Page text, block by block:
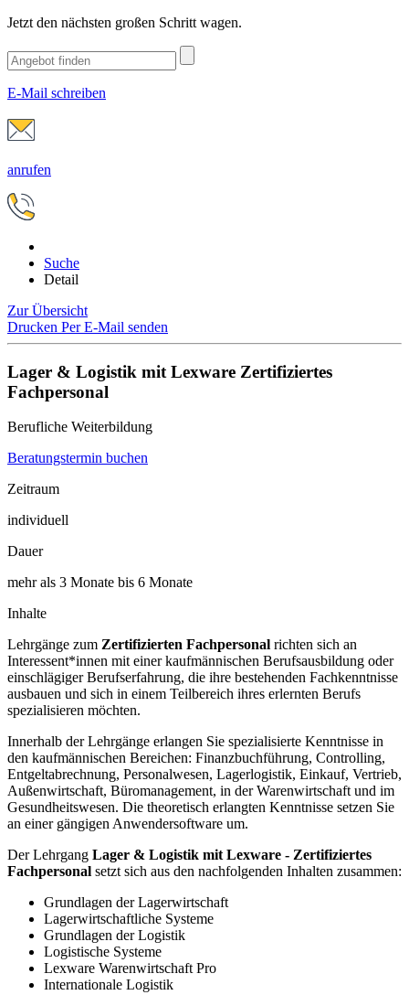
Jetzt den nächsten großen Schritt wagen.
E-Mail schreiben
anrufen
Suche
Detail
Zur Übersicht
Drucken Per E-Mail senden
Lager & Logistik mit Lexware Zertifiziertes
Fachpersonal
Berufliche Weiterbildung
Beratungstermin buchen
Zeitraum
individuell
Dauer
mehr als 3 Monate bis 6 Monate
Inhalte
Lehrgänge zum Zertifizierten Fachpersonal richten sich an
Interessent*innen mit einer kaufmännischen Berufsausbildung oder
einschlägiger Berufserfahrung, die ihre bestehenden Fachkenntnisse
ausbauen und sich in einem Teilbereich ihres erlernten Berufs
spezialisieren möchten.
Innerhalb der Lehrgänge erlangen Sie spezialisierte Kenntnisse in
den kaufmännischen Bereichen: Finanzbuchführung, Controlling,
Entgeltabrechnung, Personalwesen, Lagerlogistik, Einkauf, Vertrieb,
Außenwirtschaft, Büromanagement, in der Warenwirtschaft und im
Gesundheitswesen. Die theoretisch erlangten Kenntnisse setzen Sie
an einer gängigen Anwendersoftware um.
Der Lehrgang Lager & Logistik mit Lexware - Zertifiziertes
Fachpersonal setzt sich aus den nachfolgenden Inhalten zusammen:
Grundlagen der Lagerwirtschaft
Lagerwirtschaftliche Systeme
Grundlagen der Logistik
Logistische Systeme
Lexware Warenwirtschaft Pro
Internationale Logistik